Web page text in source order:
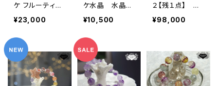
ケ フルーティー
（目標達成、勝
利）ルビー・シト
リン
¥23,000
ケ水晶 水晶
ペリドット 薔薇
¥10,500
２【残１点】 ク
ォーツStarfish
＆レアストーン
¥98,000